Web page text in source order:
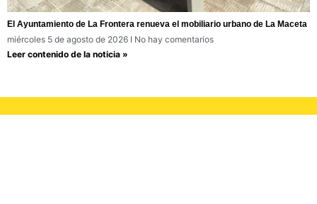
El Ayuntamiento de La Frontera renueva el mobiliario urbano de La Maceta
miércoles 5 de agosto de 2026
No hay comentarios
Leer contenido de la noticia »